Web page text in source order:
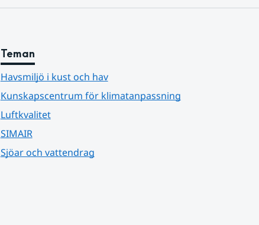
Teman
Havsmiljö i kust och hav
Kunskapscentrum för klimatanpassning
Luftkvalitet
SIMAIR
Sjöar och vattendrag